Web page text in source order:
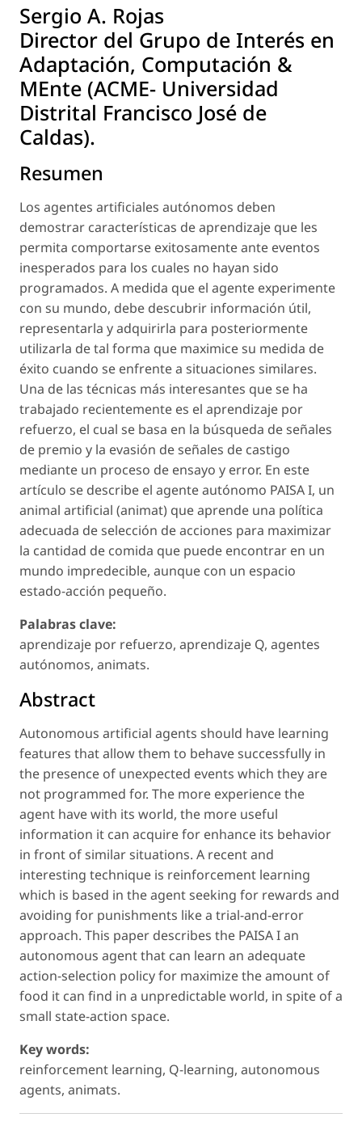
Sergio A. Rojas
Director del Grupo de Interés en
Adaptación, Computación &
MEnte (ACME- Universidad
Distrital Francisco José de
Caldas).
Resumen
Los agentes artificiales autónomos deben
demostrar características de aprendizaje que les
permita comportarse exitosamente ante eventos
inesperados para los cuales no hayan sido
programados. A medida que el agente experimente
con su mundo, debe descubrir información útil,
representarla y adquirirla para posteriormente
utilizarla de tal forma que maximice su medida de
éxito cuando se enfrente a situaciones similares.
Una de las técnicas más interesantes que se ha
trabajado recientemente es el aprendizaje por
refuerzo, el cual se basa en la búsqueda de señales
de premio y la evasión de señales de castigo
mediante un proceso de ensayo y error. En este
artículo se describe el agente autónomo PAISA I, un
animal artificial (animat) que aprende una política
adecuada de selección de acciones para maximizar
la cantidad de comida que puede encontrar en un
mundo impredecible, aunque con un espacio
estado-acción pequeño.
Palabras clave:
aprendizaje por refuerzo, aprendizaje Q, agentes
autónomos, animats.
Abstract
Autonomous artificial agents should have learning
features that allow them to behave successfully in
the presence of unexpected events which they are
not programmed for. The more experience the
agent have with its world, the more useful
information it can acquire for enhance its behavior
in front of similar situations. A recent and
interesting technique is reinforcement learning
which is based in the agent seeking for rewards and
avoiding for punishments like a trial-and-error
approach. This paper describes the PAISA I an
autonomous agent that can learn an adequate
action-selection policy for maximize the amount of
food it can find in a unpredictable world, in spite of a
small state-action space.
Key words:
reinforcement learning, Q-learning, autonomous
agents, animats.